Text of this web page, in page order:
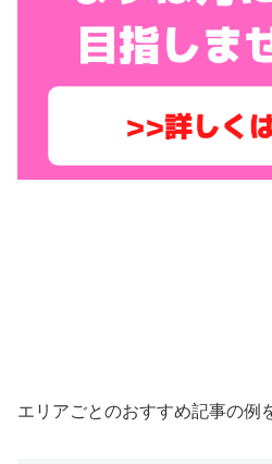
エリアごとのおすすめ記事の例